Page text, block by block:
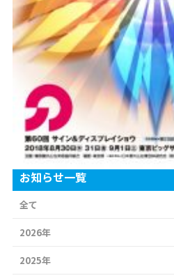
お知らせ一覧
全て
2026年
2025年